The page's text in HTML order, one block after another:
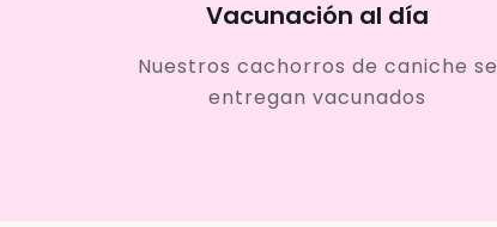
Vacunación al día
Nuestros cachorros de caniche se
entregan vacunados